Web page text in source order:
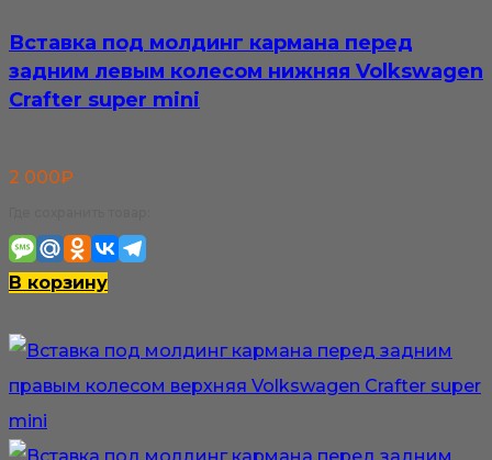
Вставка под молдинг кармана перед
задним левым колесом нижняя Volkswagen
Crafter super mini
2 000₽
В корзину